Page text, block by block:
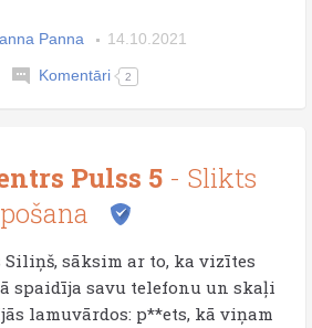
Panna 14.10.2021
Komentāri 2
Pulss 5 - Slikts
sāksim ar to, ka vizītes
spaidīja savu telefonu un skaļi
lamuvārdos: p**ets, kā viņam